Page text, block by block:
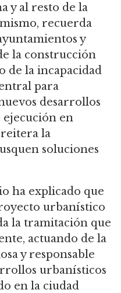
y al resto de la
recuerda
y
la construcción
de la incapacidad
para
desarrollos
ejecución en
la
soluciones
ha explicado que
urbanístico
la tramitación que
actuando de la
y responsable
urbanísticos
en la ciudad